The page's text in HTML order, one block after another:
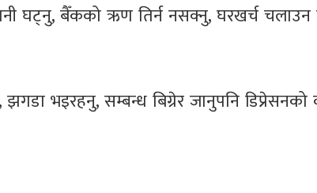
घट्नु, बैँकको ऋण तिर्न नसक्नु, घरखर्च
झगडा भइरहनु, सम्बन्ध बिग्रेर जानुपनि